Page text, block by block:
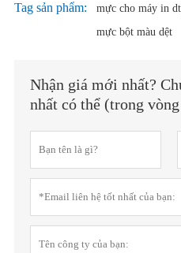
Tag sản phẩm: mực cho máy in
mực bột màu dệt
Nhận giá mới nhất?
nhất có thể (trong vòng